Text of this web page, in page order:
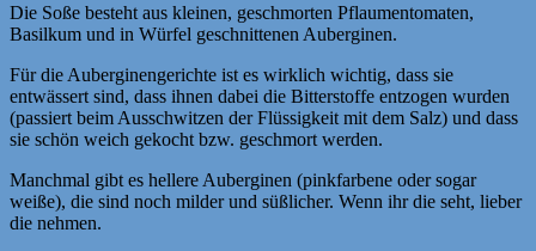
Die Soße besteht aus kleinen, geschmorten Pflaumentomaten,
Basilkum und in Würfel geschnittenen Auberginen.
Für die Auberginengerichte ist es wirklich wichtig, dass sie
entwässert sind, dass ihnen dabei die Bitterstoffe entzogen wurden
(passiert beim Ausschwitzen der Flüssigkeit mit dem Salz) und dass
sie schön weich gekocht bzw. geschmort werden.
Manchmal gibt es hellere Auberginen (pinkfarbene oder sogar
weiße), die sind noch milder und süßlicher. Wenn ihr die seht, lieber
die nehmen.